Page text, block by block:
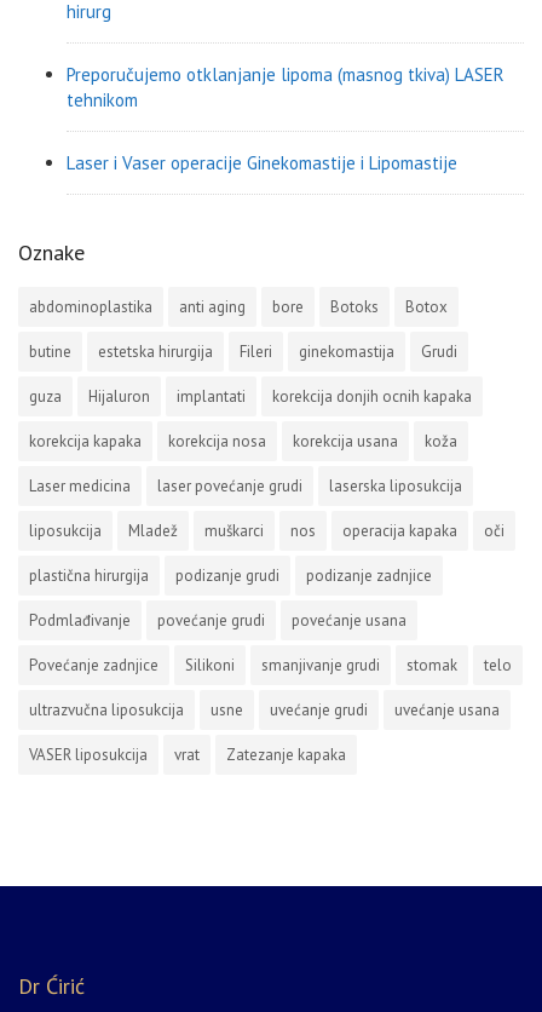
hirurg
Preporučujemo otklanjanje lipoma (masnog tkiva) LASER
tehnikom
Laser i Vaser operacije Ginekomastije i Lipomastije
Oznake
abdominoplastika anti aging bore Botoks Botox
butine estetska hirurgija Fileri ginekomastija Grudi
guza Hijaluron implantati korekcija donjih ocnih kapaka
korekcija kapaka korekcija nosa korekcija usana koža
Laser medicina laser povećanje grudi laserska liposukcija
liposukcija Mladež muškarci nos operacija kapaka oči
plastična hirurgija podizanje grudi podizanje zadnjice
Podmlađivanje povećanje grudi povećanje usana
Povećanje zadnjice Silikoni smanjivanje grudi stomak telo
ultrazvučna liposukcija usne uvećanje grudi uvećanje usana
VASER liposukcija vrat Zatezanje kapaka
Dr Ćirić